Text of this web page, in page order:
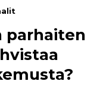
parhaiten